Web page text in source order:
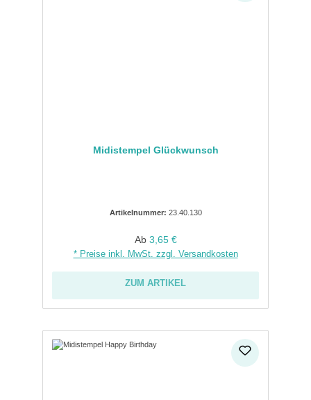
Midistempel Glückwunsch
Artikelnummer: 23.40.130
Regulärer Preis:
Ab 3,65 €
* Preise inkl. MwSt. zzgl. Versandkosten
ZUM ARTIKEL